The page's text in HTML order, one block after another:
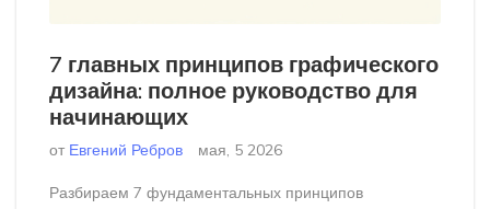
7 главных принципов графического
дизайна: полное руководство для
начинающих
от Евгений Ребров мая, 5 2026
Разбираем 7 фундаментальных принципов